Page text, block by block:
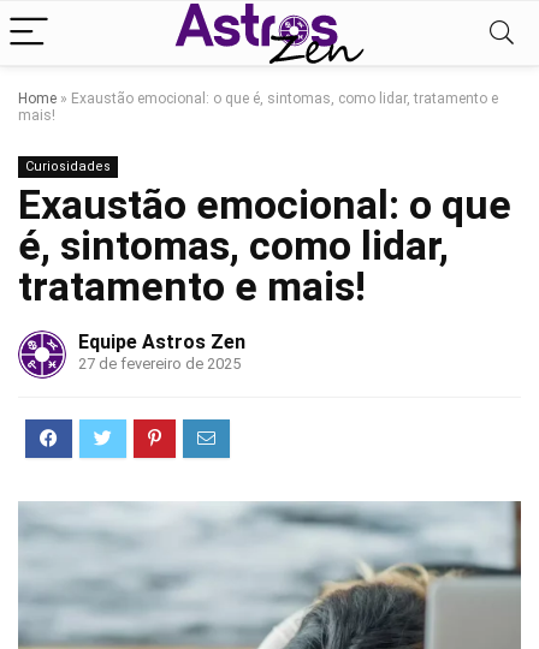
Home » Exaustão emocional: o que é, sintomas, como lidar, tratamento e
mais!
Curiosidades
Exaustão emocional: o que
é, sintomas, como lidar,
tratamento e mais!
Equipe Astros Zen
27 de fevereiro de 2025